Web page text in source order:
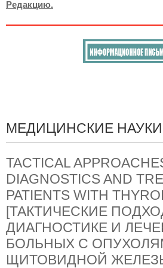
Редакцию.
МЕДИЦИНСКИЕ НАУКИ
TACTICAL
DIAGNOSTICS AND
PATIENTS WITH
[ТАКТИЧЕСКИЕ
ДИАГНОСТИКЕ И
БОЛЬНЫХ С
ЩИТОВИДНОЙ